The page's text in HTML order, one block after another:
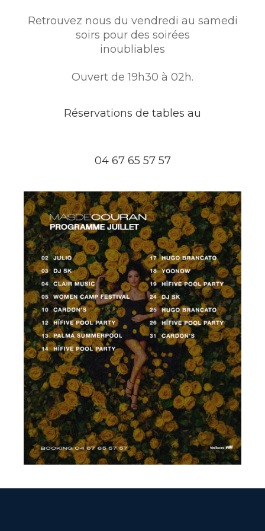
Chemin de Soriech 34970
Par autoroute A9 : sortie Montpellier Sud, direction
Palavas-les-Flots
Téléphone :04 67 65 57 57
Contact : lemasdecouran@gmail.com
Retrouvez nous du vendredi au samedi
soirs pour des soirées
inoubliables
Ouvert de 19h30 à 02h.
Réservations de tables au
04 67 65 57 57